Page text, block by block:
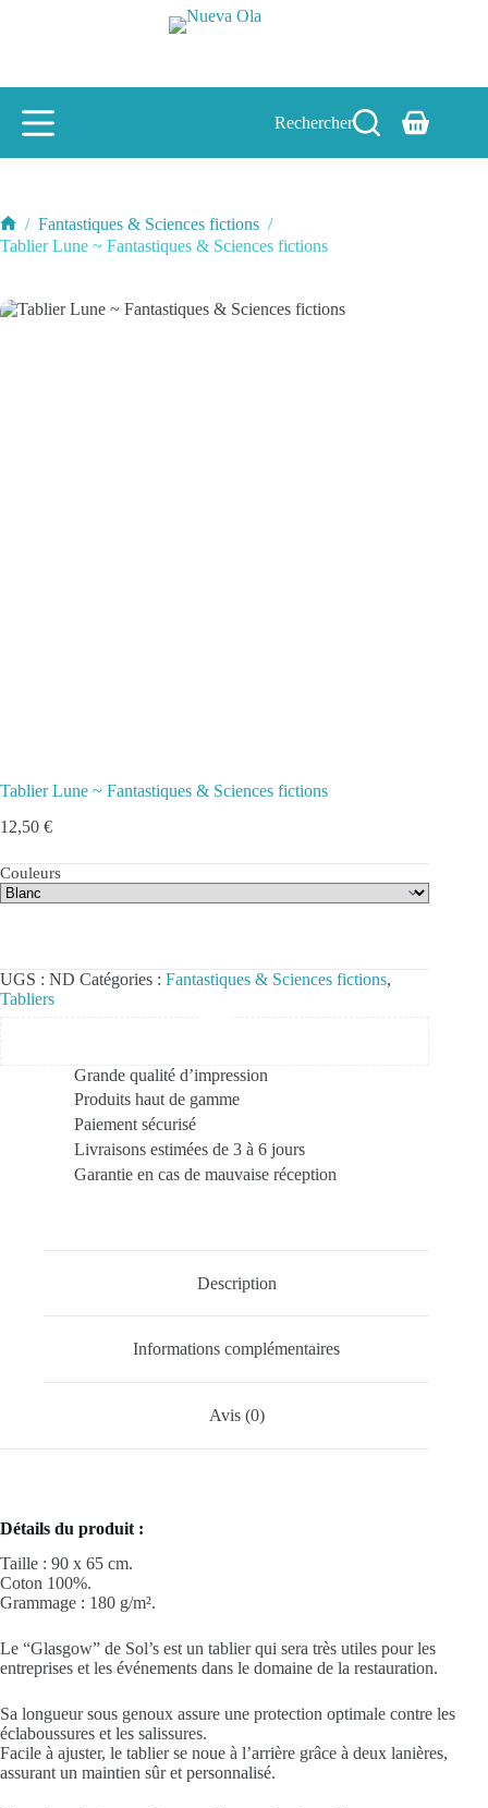
Rechercher
Panier
Accueil
/ Fantastiques & Sciences fictions /
Tablier Lune ~ Fantastiques & Sciences fictions
Tablier Lune ~ Fantastiques & Sciences fictions
12,50 €
Couleurs
UGS : ND Catégories : Fantastiques & Sciences fictions,
Tabliers
Grande qualité d’impression
Produits haut de gamme
Paiement sécurisé
Livraisons estimées de 3 à 6 jours
Garantie en cas de mauvaise réception
Description
Informations complémentaires
Avis (0)
Détails du produit :
Taille : 90 x 65 cm.
Coton 100%.
Grammage : 180 g/m².
Le “Glasgow” de Sol’s est un tablier qui sera très utiles pour les
entreprises et les événements dans le domaine de la restauration.
Sa longueur sous genoux assure une protection optimale contre les
éclaboussures et les salissures.
Facile à ajuster, le tablier se noue à l’arrière grâce à deux lanières,
assurant un maintien sûr et personnalisé.